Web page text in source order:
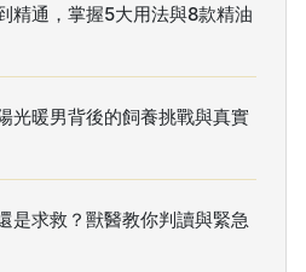
精通，掌握5大用法與8款精油
光暖男背後的飼養挑戰與真實
是求救？獸醫教你判讀與緊急